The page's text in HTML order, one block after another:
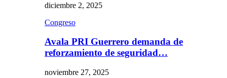
diciembre 2, 2025
Congreso
Avala PRI Guerrero demanda de
reforzamiento de seguridad…
noviembre 27, 2025